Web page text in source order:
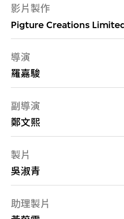
影片製作
Pigture Creations
導演
羅嘉駿
副導演
鄭文熙
製片
吳淑青
助理製片